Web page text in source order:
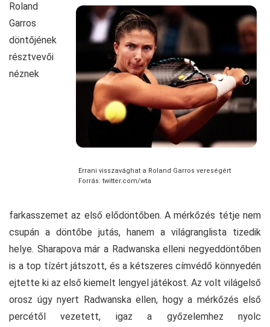
Errani visszavághat a Roland Garros vereségért
Forrás: twitter.com/wta
Roland
Garros
döntőjének
résztvevői
néznek
farkasszemet az első elődöntőben. A mérkőzés tétje nem
csupán a döntőbe jutás, hanem a világranglista tizedik
helye. Sharapova már a Radwanska elleni negyeddöntőben
is a top tízért játszott, és a kétszeres címvédő könnyedén
ejtette ki az első kiemelt lengyel játékost. Az volt világelső
orosz úgy nyert Radwanska ellen, hogy a mérkőzés első
percétől vezetett, igaz a győzelemhez nyolc